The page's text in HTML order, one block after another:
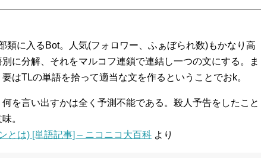
類に入るBot。人気(フォロワー、ふぁぼられ数)もかなり高
に分解、それをマルコフ連鎖で連結し一つの文にする。ま
はTLの単語を拾って適当な文を作るということでおk。
を言い出すかは全く予測不能である。殺人予告をしたこと
。
とは) [単語記事] – ニコニコ大百科 より